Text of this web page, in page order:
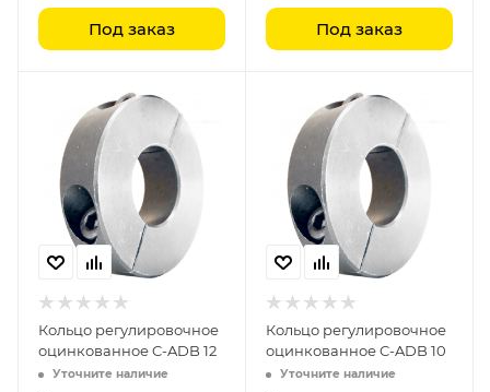
Под заказ Под заказ
Кольцо регулировочное
оцинкованное C-ADB 12
Уточните наличие
Кольцо регулировочное
оцинкованное C-ADB 10
Уточните наличие